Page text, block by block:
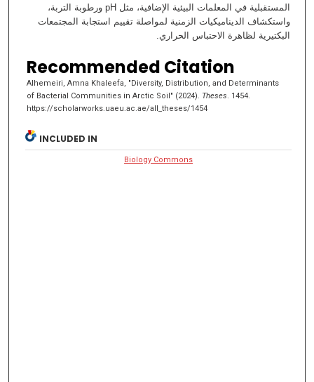
المستقبلية في المعلمات البيئية الإضافية، مثل pH ورطوبة التربة،
واستكشاف الديناميكيات الزمنية لمواصلة تقييم استجابة المجتمعات
البكتيرية لظاهرة الاحتباس الحراري.
Recommended Citation
Alhemeiri, Amna Khaleefa, "Diversity, Distribution, and Determinants
of Bacterial Communities in Arctic Soil" (2024). Theses. 1454.
https://scholarworks.uaeu.ac.ae/all_theses/1454
INCLUDED IN
Biology Commons